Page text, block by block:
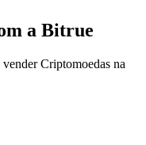
a Bitrue
Criptomoedas na